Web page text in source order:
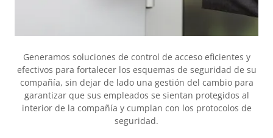
Generamos soluciones de control de acceso eficientes y
efectivos para fortalecer los esquemas de seguridad de su
compañía, sin dejar de lado una gestión del cambio para
garantizar que sus empleados se sientan protegidos al
interior de la compañía y cumplan con los protocolos de
seguridad.